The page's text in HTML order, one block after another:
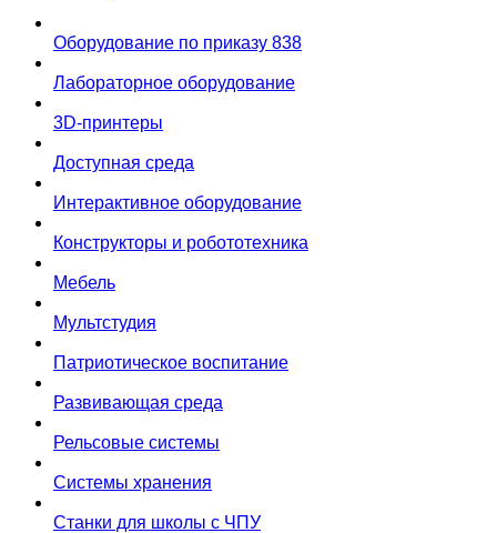
Оборудование по приказу 838
Лабораторное оборудование
3D-принтеры
Доступная среда
Интерактивное оборудование
Конструкторы и робототехника
Мебель
Мультстудия
Патриотическое воспитание
Развивающая среда
Рельсовые системы
Системы хранения
Станки для школы с ЧПУ